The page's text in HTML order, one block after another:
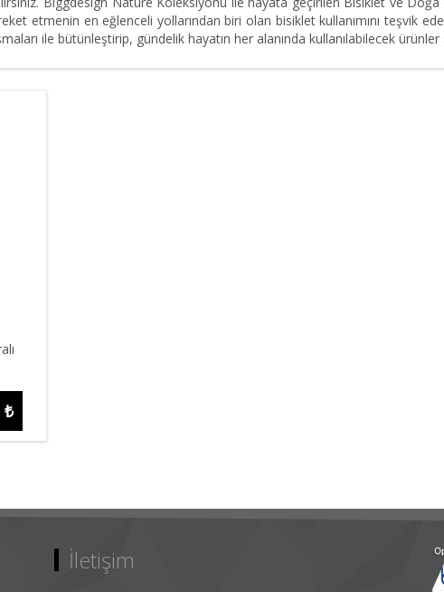
etmenin en eğlenceli yollarından biri olan bisiklet kullanımını teşvik
ile bütünleştirip, gündelik hayatın her alanında kullanılabilecek
₺
İletişim